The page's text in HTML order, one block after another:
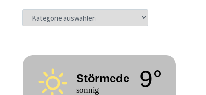
KATEGORIEN
Störmede
sonnig 9°